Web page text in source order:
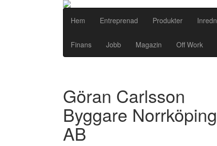
Hem Entreprenad Produkter
Finans Jobb Magazin Off Work
Göran Carlsson
Byggare Norrköping
AB